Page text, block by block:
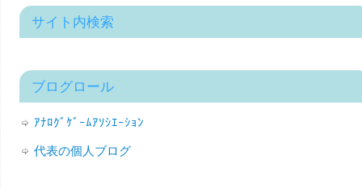
サイト内検索
ブログロール
ｱﾅﾛｸﾞｹﾞｰﾑｱｿｼｴｰｼｮﾝ
代表の個人ブログ